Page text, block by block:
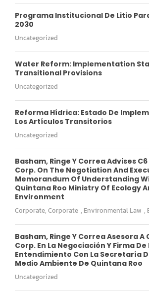
Programa Institucional De Litio
2030
Uncategorized
Water Reform: Implementation
Transitional Provisions
Uncategorized
Reforma Hídrica: Estado De
Los Artículos Transitorios
Uncategorized
Basham, Ringe Y Correa Advises
Corp. On The Negotiation And
Memorandum Of Understanding
Quintana Roo Ministry Of Ecology
Environment
Corporate, Corporate , Environmental Law ,
Basham, Ringe Y Correa Asesora A
Corp. En La Negociación Y Firma
Entendimiento Con La Secretaría
Medio Ambiente De Quintana Roo
Uncategorized